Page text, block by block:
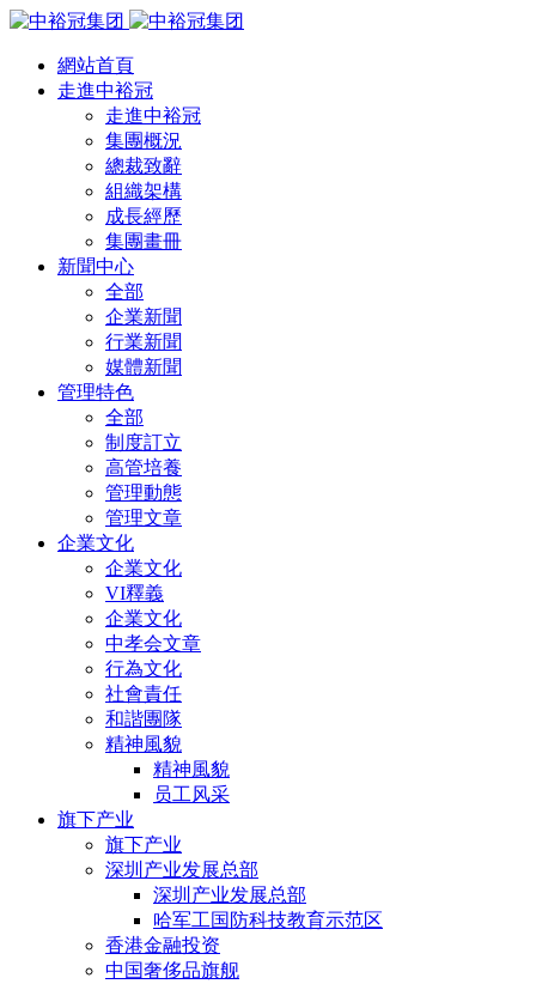
網站首頁
走進中裕冠
走進中裕冠
集團概況
總裁致辭
組織架構
成長經歷
集團畫冊
新聞中心
全部
企業新聞
行業新聞
媒體新聞
管理特色
全部
制度訂立
高管培養
管理動態
管理文章
企業文化
企業文化
VI釋義
企業文化
中孝会文章
行為文化
社會責任
和諧團隊
精神風貌
精神風貌
员工风采
旗下产业
旗下产业
深圳产业发展总部
深圳产业发展总部
哈军工国防科技教育示范区
香港金融投资
中国奢侈品旗舰